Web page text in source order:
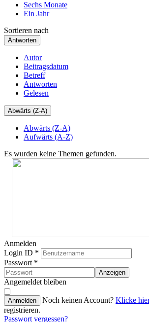
Sechs Monate
Ein Jahr
Sortieren nach
Antworten
Autor
Beitragsdatum
Betreff
Antworten
Gelesen
Abwärts (Z-A)
Abwärts (Z-A)
Aufwärts (A-Z)
Es wurden keine Themen gefunden.
Anmelden
Login ID *
Passwort *
Anzeigen
Angemeldet bleiben
Anmelden Noch keinen Account? Klicke hier
registrieren.
Passwort vergessen?